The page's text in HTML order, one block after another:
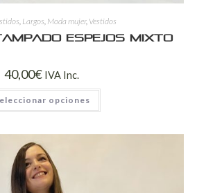
Largos Moda mujer, Vestidos
espejos mixto
40,00€ IVA Inc.
opciones